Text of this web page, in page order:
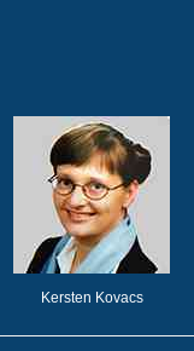
Kersten Kovacs